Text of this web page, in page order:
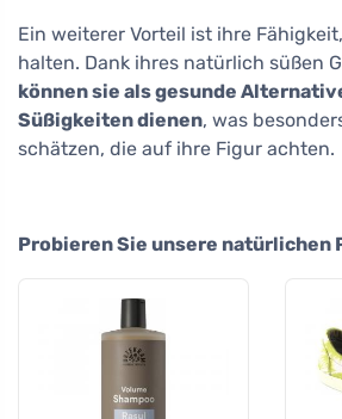
Ein weiterer Vorteil ist ihre
halten. Dank ihres natürlich süßen
können sie als gesunde
Süßigkeiten dienen, was
schätzen, die auf ihre Figur achten.
Probieren Sie unsere natürlichen